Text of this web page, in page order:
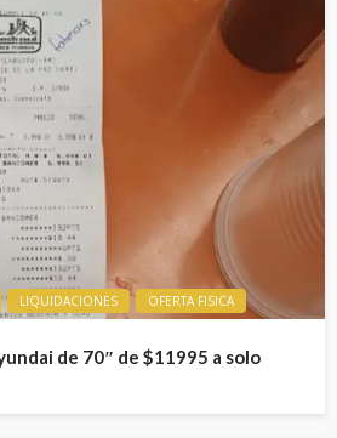
LIQUIDACIONES OFERTA FISICA
de 70″ de $11995 a solo